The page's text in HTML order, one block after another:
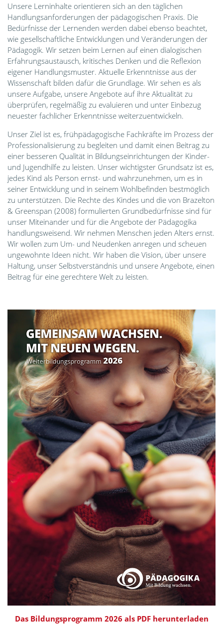
Unsere Lerninhalte orientieren sich an den täglichen
Handlungsanforderungen der pädagogischen Praxis. Die
Bedürfnisse der Lernenden werden dabei ebenso beachtet,
wie gesellschaftliche Entwicklungen und Veränderungen der
Pädagogik. Wir setzen beim Lernen auf einen dialogischen
Erfahrungsaustausch, kritisches Denken und die Reflexion
eigener Handlungsmuster. Aktuelle Erkenntnisse aus der
Wissenschaft bilden dafür die Grundlage. Wir sehen es als
unsere Aufgabe, unsere Angebote auf ihre Aktualität zu
überprüfen, regelmäßig zu evaluieren und unter Einbezug
neuester fachlicher Erkenntnisse weiterzuentwickeln.
Unser Ziel ist es, frühpädagogische Fachkräfte im Prozess der
Professionalisierung zu begleiten und damit einen Beitrag zu
einer besseren Qualität in Bildungseinrichtungen der Kinder-
und Jugendhilfe zu leisten. Unser wichtigster Grundsatz ist es,
jedes Kind als Person ernst- und wahrzunehmen, um es in
seiner Entwicklung und in seinem Wohlbefinden bestmöglich
zu unterstützen. Die Rechte des Kindes und die von Brazelton
& Greenspan (2008) formulierten Grundbedürfnisse sind für
unser Miteinander und für die Angebote der Pädagogika
handlungsweisend. Wir nehmen Menschen jeden Alters ernst.
Wir wollen zum Um- und Neudenken anregen und scheuen
ungewohnte Ideen nicht. Wir haben die Vision, über unsere
Haltung, unser Selbstverständnis und unsere Angebote, einen
Beitrag für eine gerechtere Welt zu leisten.
Das Bildungsprogramm 2026 als PDF herunterladen